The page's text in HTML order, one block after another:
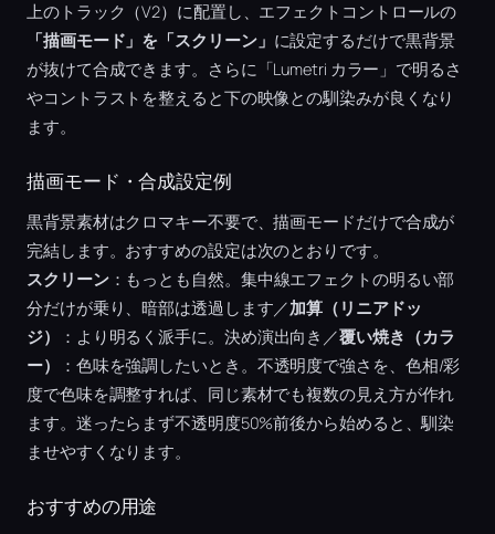
上のトラック（V2）に配置し、エフェクトコントロールの
「描画モード」を「スクリーン」 に設定するだけで黒背景
が抜けて合成できます。さらに「Lumetri カラー」で明るさ
やコントラストを整えると下の映像との馴染みが良くなり
ます。
描画モード・合成設定例
黒背景素材はクロマキー不要で、描画モードだけで合成が
完結します。おすすめの設定は次のとおりです。
スクリーン：もっとも自然。集中線エフェクトの明るい部
分だけが乗り、暗部は透過します／加算（リニアドッ
ジ）
：より明るく派手に。決め演出向き／覆い焼き（カラ
ー）
：色味を強調したいとき。不透明度で強さを、色相/彩
度で色味を調整すれば、同じ素材でも複数の見え方が作れ
ます。迷ったらまず不透明度50%前後から始めると、馴染
ませやすくなります。
おすすめの用途